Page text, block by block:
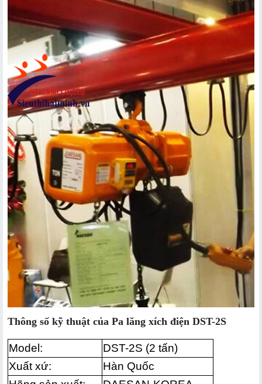
Thông số kỹ thuật của Pa lăng xích điện DST-2S
Model:
DST-2S (2 tấn)
Xuất xứ:
Hàn Quốc